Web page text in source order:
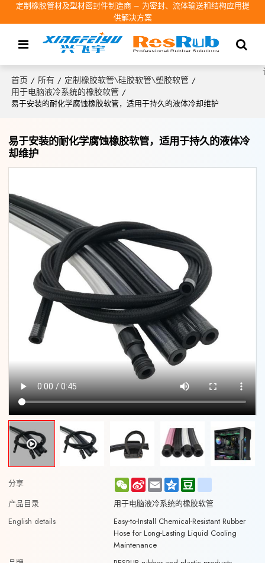
定制橡胶管材及型材密封件制造商 – 为密封、流体输送和结构应用提
供解决方案
首页 / 所有 / 定制橡胶软管\硅胶软管\塑胶软管 /
用于电脑液冷系统的橡胶软管 /
易于安装的耐化学腐蚀橡胶软管，适用于持久的液体冷却维护
易于安装的耐化学腐蚀橡胶软管，适用于持久的液体冷
却维护
分享 WeChat
Sina
Weibo
Email Qzone
产品目录
用于电脑液冷系统的橡胶软管
English details
Easy-to-Install Chemical-Resistant Rubber
Hose for Long-Lasting Liquid Cooling
Maintenance